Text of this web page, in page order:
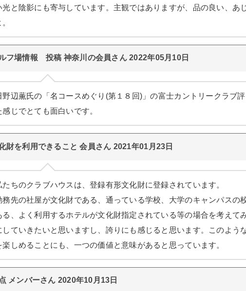
光と陰影にも寄与しています。主観ではありますが、品の良い、あ
フ場情報 投稿 神奈川の会員さん 2022年05月10日
野辺薫氏の「名コースめぐり(第１８回)」の富士カントリークラブ
感じでとても面白いです。
財を利用できること 会員さん 2021年01月23日
たちのクラブハウスは、登録有形文化財に登録されています。
務先の社屋が文化財である、通っている学校、大学のキャンパスの
る、よく利用するホテルが文化財指定されている等の場合を考えて
していきたいと思いますし、誇りにも感じると思います。このよう
楽しめることにも、一つの価値と意味があると思っています。
メンバーさん 2020年10月13日